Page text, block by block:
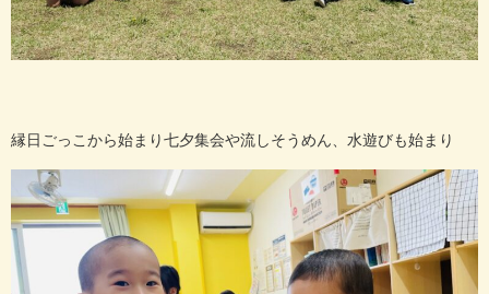
縁日ごっこから始まり七夕集会や流しそうめん、水遊びも始まり